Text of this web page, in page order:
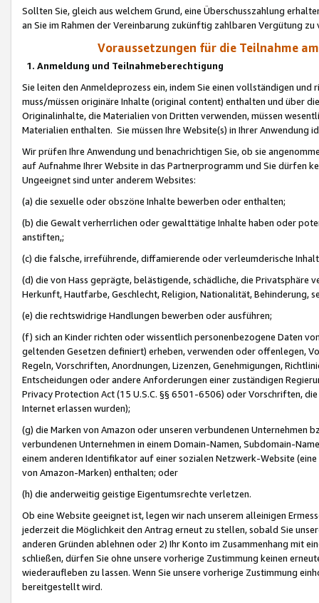
Sollten Sie, gleich aus welchem Grund, eine Überschusszahlung
an Sie im Rahmen der Vereinbarung zukünftig zahlbaren Vergütung zu
Voraussetzungen für die Teilnahme
1. Anmeldung und Teilnahmeberechtigung
Sie leiten den Anmeldeprozess ein, indem Sie einen vollständigen
muss/müssen originäre Inhalte (original content) enthalten und über
Originalinhalte, die Materialien von Dritten verwenden, müssen
Materialien enthalten. Sie müssen Ihre Website(s) in Ihrer Anwendung
Wir prüfen Ihre Anwendung und benachrichtigen Sie, ob sie
auf Aufnahme Ihrer Website in das Partnerprogramm und Sie dürfen
Ungeeignet sind unter anderem Websites:
(a) die sexuelle oder obszöne Inhalte bewerben oder enthalten;
(b) die Gewalt verherrlichen oder gewalttätige Inhalte haben oder
anstiften,;
(c) die falsche, irreführende, diffamierende oder verleumderische
(d) die von Hass geprägte, belästigende, schädliche, die Privatsphäre
Herkunft, Hautfarbe, Geschlecht, Religion, Nationalität, Behinderung,
(e) die rechtswidrige Handlungen bewerben oder ausführen;
(f) sich an Kinder richten oder wissentlich personenbezogene Daten
geltenden Gesetzen definiert) erheben, verwenden oder offenlegen,
Regeln, Vorschriften, Anordnungen, Lizenzen, Genehmigungen,
Entscheidungen oder andere Anforderungen einer zuständigen
Privacy Protection Act (15 U.S.C. §§ 6501-6506) oder Vorschriften,
Internet erlassen wurden);
(g) die Marken von Amazon oder unseren verbundenen Unternehmen
verbundenen Unternehmen in einem Domain-Namen, Subdomain-
einem anderen Identifikator auf einer sozialen Netzwerk-Website
von Amazon-Marken) enthalten; oder
(h) die anderweitig geistige Eigentumsrechte verletzen.
Ob eine Website geeignet ist, legen wir nach unserem alleinigen
jederzeit die Möglichkeit den Antrag erneut zu stellen, sobald Sie
anderen Gründen ablehnen oder 2) Ihr Konto im Zusammenhang mit
schließen, dürfen Sie ohne unsere vorherige Zustimmung keinen
wiederaufleben zu lassen. Wenn Sie unsere vorherige Zustimmung
bereitgestellt wird.